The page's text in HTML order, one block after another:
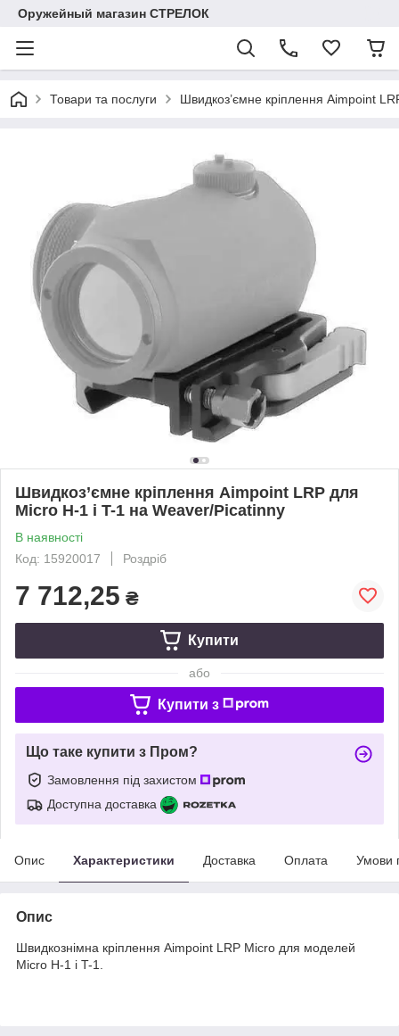
Оружейный магазин СТРЕЛОК
Товари та послуги Швидкоз’ємне кріплення Aimpoint
Швидкоз’ємне кріплення Aimpoint LRP для
Micro H-1 і T-1 на Weaver/Picatinny
В наявності
Код: 15920017
Роздріб
7 712,25 ₴
Купити
або
Купити з
Що таке купити з Пром?
Замовлення під захистом
Доступна доставка
Опис Характеристики Доставка Оплата Умови
Опис
Швидкознімна кріплення Aimpoint LRP Micro для моделей
Micro H-1 і T-1.